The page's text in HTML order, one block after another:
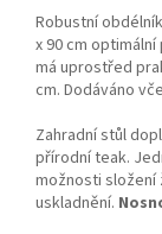
Robustní
x 90 cm
má uprostřed
cm. Dodáváno
Zahradní stůl
přírodní teak.
možnosti složení
uskladnění.